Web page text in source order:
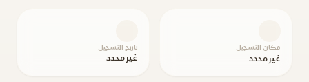
مكان التسجيل
غير محدد
تاريخ التسجيل
غير محدد